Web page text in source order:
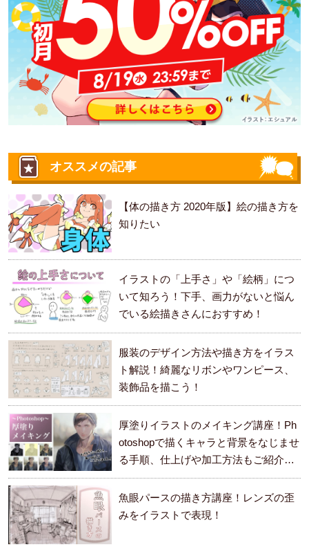
オススメの記事
【体の描き方 2020年版】絵の描き方を
知りたい
イラストの「上手さ」や「絵柄」につ
いて知ろう！下手、画力がないと悩ん
でいる絵描きさんにおすすめ！
服装のデザイン方法や描き方をイラス
ト解説！綺麗なリボンやワンピース、
装飾品を描こう！
厚塗りイラストのメイキング講座！Ph
otoshopで描くキャラと背景をなじませ
る手順、仕上げや加工方法もご紹介し
ます。
魚眼パースの描き方講座！レンズの歪
みをイラストで表現！